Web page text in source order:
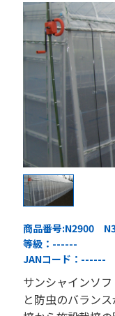
商品番号:N2900
等級： ------
JANコード： ------
サンシャインソ
と防虫のバラン